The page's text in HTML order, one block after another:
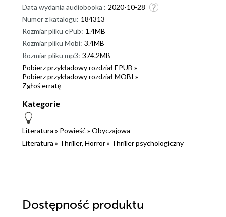
Data wydania audiobooka : 2020-10-28
Numer z katalogu: 184313
Rozmiar pliku ePub: 1.4MB
Rozmiar pliku Mobi: 3.4MB
Rozmiar pliku mp3: 374.2MB
Pobierz przykładowy rozdział EPUB »
Pobierz przykładowy rozdział MOBI »
Zgłoś erratę
Kategorie
Literatura » Powieść » Obyczajowa
Literatura » Thriller, Horror» Thriller psychologiczny
Dostępność produktu